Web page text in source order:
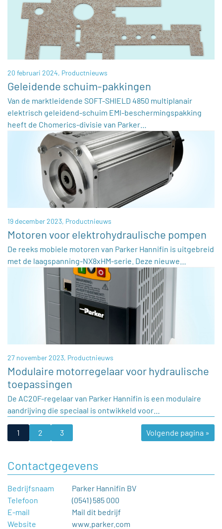
20 februari 2024, Productnieuws
Geleidende schuim-pakkingen
Van de marktleidende SOFT-SHIELD 4850 multiplanair
elektrisch geleidend-schuim EMI-beschermingspakking
heeft de Chomerics-divisie van Parker…
19 december 2023, Productnieuws
Motoren voor elektrohydraulische pompen
De reeks mobiele motoren van Parker Hannifin is uitgebreid
met de laagspanning-NX8xHM-serie. Deze nieuwe…
27 november 2023, Productnieuws
Modulaire motorregelaar voor hydraulische
toepassingen
De AC20F-regelaar van Parker Hannifin is een modulaire
aandrijving die speciaal is ontwikkeld voor…
1 2 3 Volgende pagina »
Contactgegevens
Bedrijfsnaam
Parker Hannifin BV
Telefoon
(0541) 585 000
E-mail
Mail dit bedrijf
Website
www.parker.com